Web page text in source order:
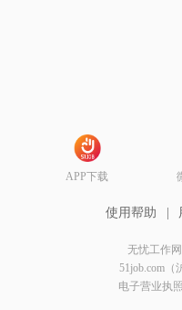
APP下载
使用帮助
无忧工作
51job.com（
电子营业执照